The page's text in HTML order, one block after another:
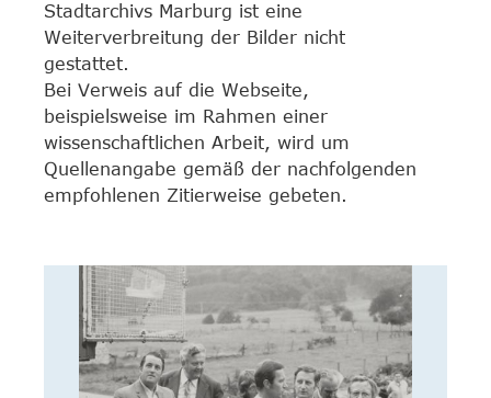
Stadtarchivs Marburg ist eine
Weiterverbreitung der Bilder nicht
gestattet.
Bei Verweis auf die Webseite,
beispielsweise im Rahmen einer
wissenschaftlichen Arbeit, wird um
Quellenangabe gemäß der nachfolgenden
empfohlenen Zitierweise gebeten.